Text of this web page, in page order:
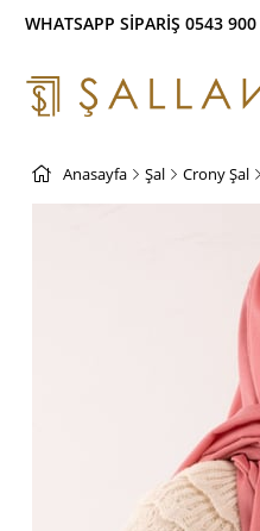
SİPARİŞ 0543
Anasayfa Şal Crony Şal